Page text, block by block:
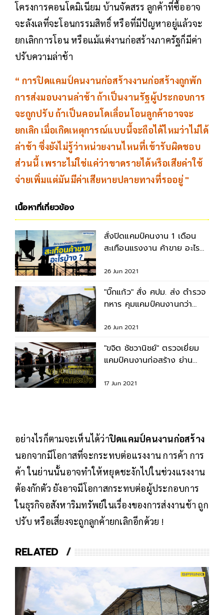
โครงการคอนโดมิเนียม บ้านจัดสรร ลูกค้าที่ซื้ออาจ
จะลังเลที่จะโอนกรรมสิทธิ์ หรือที่มีปัญหาอยู่แล้วจะ
ยกเลิกการโอน หรือแม้แต่งานก่อสร้างภาครัฐก็มีค่า
ปรับความล่าช้า
“ การปิดแคมป์คนงานก่อสร้างงานก่อสร้างถูกพัก
การส่งมอบงานล่าช้า ถ้าเป็นงานรัฐผู้ประกอบการ
จะถูกปรับ ถ้าเป็นคอนโดเลื่อนโอนลูกค้าอาจจะ
ยกเลิก เมื่อเกิดเหตุการณ์แบบนี้จะถือได้ไหมว่าไม่ได้
ล่าช้า ซึ่งยังไม่รู้ว่าหน่วยงานไหนที่เข้ารับผิดชอบ
ส่วนนี้ เพราะไม่ใช่แค่ว่าขาดรายได้หรือเสียค่าใช้
จ่ายเพิ่มแต่มันมีค่าเสียหายปลายทางที่รออยู่ "
เนื้อหาที่เกี่ยวข้อง
สั่งปิดแคมป์คนงาน 1 เดือน
สะเทือนแรงงาน ค้าขาย อะไร
26 Jun 2021
"บิ๊กแก้ว" สั่ง ศปม. ส่ง ตำรวจ
ทหาร คุมแคมป์คนงานกว่า
26 Jun 2021
"ขจิต ชัชวานิชย์" ตรวจเยี่ยม
แคมป์คนงานก่อสร้าง ย่าน
17 Jun 2021
อย่างไรก็ตามจะเห็นได้ว่าปิดแคมป์คนงานก่อสร้าง
นอกจากมีโอกาสที่จะกระทบต่อแรงงาน การค้า การ
ค้า ในย่านนั้นอาจทำให้หยุดชะงักไปในช่วงแรงงาน
ต้องกักตัว ยังอาจมีโอกาสกระทบต่อผู้ประกอบการ
ในธุรกิจอสังหาริมทรัพย์ในเรื่องของการส่งงานช้า ถูก
ปรับ หรือเสี่ยงจะถูกลูกค้ายกเลิกอีกด้วย !
RELATED